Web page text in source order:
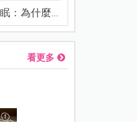
：為什麼...
看更多